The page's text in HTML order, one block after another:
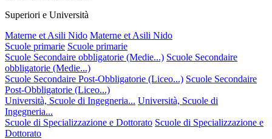
Superiori e Università
Materne et Asili Nido Materne et Asili Nido
Scuole primarie Scuole primarie
Scuole Secondaire obbligatorie (Medie...) Scuole Secondaire
obbligatorie (Medie...)
Scuole Secondaire Post-Obbligatorie (Liceo...) Scuole Secondaire
Post-Obbligatorie (Liceo...)
Università, Scuole di Ingegneria... Università, Scuole di
Ingegneria...
Scuole di Specializzazione e Dottorato Scuole di Specializzazione e
Dottorato